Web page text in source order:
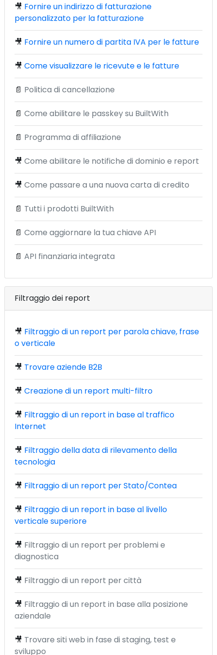
🎥 Fornire un indirizzo di fatturazione
personalizzato per la fatturazione
🎥 Fornire un numero di partita IVA per le fatture
🎥 Come visualizzare le ricevute e le fatture
📄 Politica di cancellazione
📄 Come abilitare le passkey su BuiltWith
📄 Programma di affiliazione
🎥 Come abilitare le notifiche di dominio e report
🎥 Come passare a una nuova carta di credito
📄 Tutti i prodotti BuiltWith
📄 Come aggiornare la tua chiave API
📄 API finanziaria integrata
Filtraggio dei report
🎥 Filtraggio di un report per parola chiave, frase
o verticale
🎥 Trovare aziende B2B
🎥 Creazione di un report multi-filtro
🎥 Filtraggio di un report in base al traffico
Internet
🎥 Filtraggio della data di rilevamento della
tecnologia
🎥 Filtraggio di un report per Stato/Contea
🎥 Filtraggio di un report in base al livello
verticale superiore
🎥 Filtraggio di un report per problemi e
diagnostica
🎥 Filtraggio di un report per città
🎥 Filtraggio di un report in base alla posizione
aziendale
🎥 Trovare siti web in fase di staging, test e
sviluppo